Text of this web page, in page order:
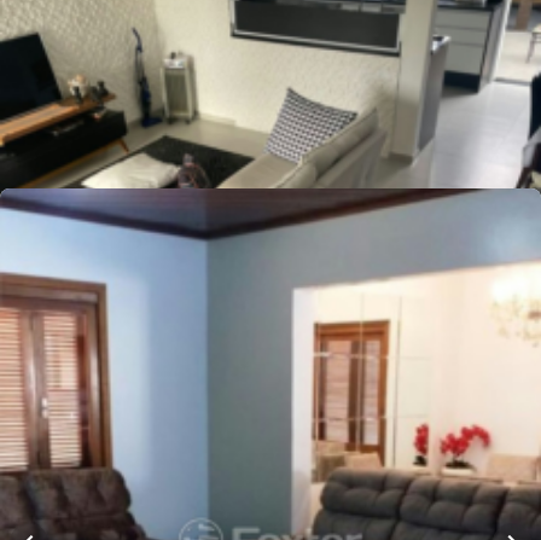
Rua Maranguab
Centro,Capão da Canoa
278201
1.370.000,00
190m²•3 banheiro•0vagas
Casa
Rua Joao Cristiano Scheffer Filho,Centro
Canoa
Whatsapp
Cód. 282815